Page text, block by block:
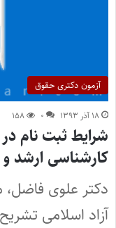
آزمون دکتری حقوق
۱۸ آذر ۱۳۹۳ ۰ ۱۵۸
شرایط ثبت نام
کارشناسی ارشد و
دکتر علوی
آزاد اسلامی